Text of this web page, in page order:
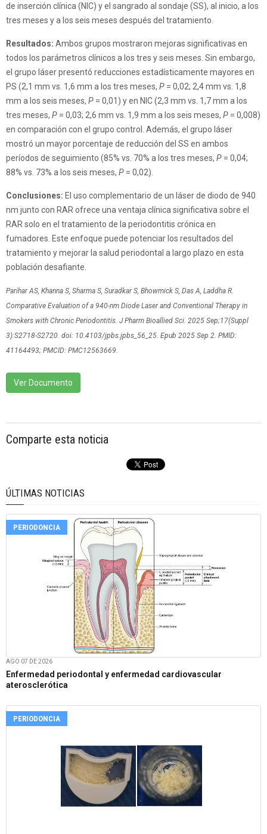
de inserción clínica (NIC) y el sangrado al sondaje (SS), al inicio, a los
tres meses y a los seis meses después del tratamiento.
Resultados: Ambos grupos mostraron mejoras significativas en
todos los parámetros clínicos a los tres y seis meses. Sin embargo,
el grupo láser presentó reducciones estadísticamente mayores en
PS (2,1 mm vs. 1,6 mm a los tres meses, P = 0,02; 2,4 mm vs. 1,8
mm a los seis meses, P = 0,01) y en NIC (2,3 mm vs. 1,7 mm a los
tres meses, P = 0,03; 2,6 mm vs. 1,9 mm a los seis meses, P = 0,008)
en comparación con el grupo control. Además, el grupo láser
mostró un mayor porcentaje de reducción del SS en ambos
períodos de seguimiento (85% vs. 70% a los tres meses, P = 0,04;
88% vs. 73% a los seis meses, P = 0,02).
Conclusiones: El uso complementario de un láser de diodo de 940
nm junto con RAR ofrece una ventaja clínica significativa sobre el
RAR solo en el tratamiento de la periodontitis crónica en
fumadores. Este enfoque puede potenciar los resultados del
tratamiento y mejorar la salud periodontal a largo plazo en esta
población desafiante.
Parihar AS, Khanna S, Sharma S, Suradkar S, Bhowmick S, Das A, Laddha R.
Comparative Evaluation of a 940-nm Diode Laser and Conventional Therapy in
Smokers with Chronic Periodontitis. J Pharm Bioallied Sci. 2025 Sep;17(Suppl
3):S2718-S2720. doi: 10.4103/jpbs.jpbs_56_25. Epub 2025 Sep 2. PMID:
41164493; PMCID: PMC12563669.
Ver Documento
Comparte esta noticia
ÚLTIMAS NOTICIAS
PERIODONCIA
AGO 07 DE 2026
Enfermedad periodontal y enfermedad cardiovascular
aterosclerótica
PERIODONCIA